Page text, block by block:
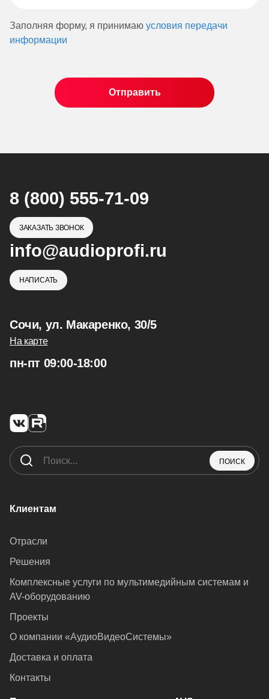
Заполняя форму, я принимаю условия передачи
информации
8 (800) 555-71-09
ЗАКАЗАТЬ ЗВОНОК
info@audioprofi.ru
НАПИСАТЬ
Сочи, ул. Макаренко, 30/5
На карте
пн-пт 09:00-18:00
ПОИСК
Клиентам
Отрасли
Решения
Комплексные услуги по мультимедийным системам и
AV-оборудованию
Проекты
О компании «АудиоВидеоСистемы»
Доставка и оплата
Контакты